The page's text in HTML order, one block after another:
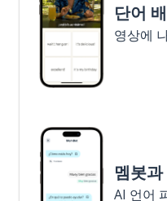
단어
영상에
멤봇
AI 언어